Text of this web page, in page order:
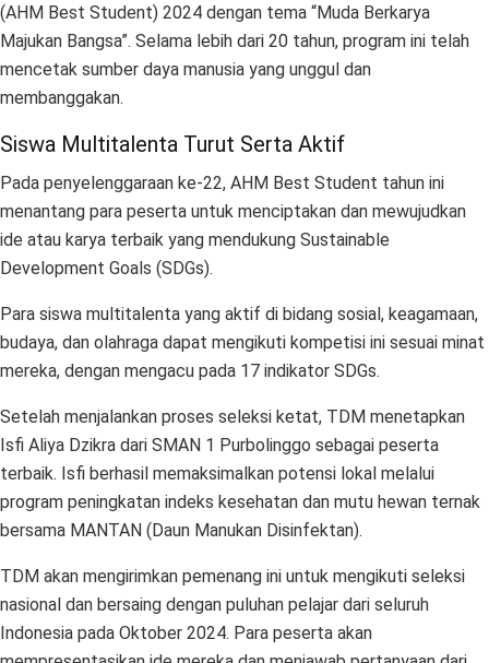
(AHM Best Student) 2024 dengan tema “Muda Berkarya
Majukan Bangsa”. Selama lebih dari 20 tahun, program ini telah
mencetak sumber daya manusia yang unggul dan
membanggakan.
Siswa Multitalenta Turut Serta Aktif
Pada penyelenggaraan ke-22, AHM Best Student tahun ini
menantang para peserta untuk menciptakan dan mewujudkan
ide atau karya terbaik yang mendukung Sustainable
Development Goals (SDGs).
Para siswa multitalenta yang aktif di bidang sosial, keagamaan,
budaya, dan olahraga dapat mengikuti kompetisi ini sesuai minat
mereka, dengan mengacu pada 17 indikator SDGs.
Setelah menjalankan proses seleksi ketat, TDM menetapkan
Isfi Aliya Dzikra dari SMAN 1 Purbolinggo sebagai peserta
terbaik. Isfi berhasil memaksimalkan potensi lokal melalui
program peningkatan indeks kesehatan dan mutu hewan ternak
bersama MANTAN (Daun Manukan Disinfektan).
TDM akan mengirimkan pemenang ini untuk mengikuti seleksi
nasional dan bersaing dengan puluhan pelajar dari seluruh
Indonesia pada Oktober 2024. Para peserta akan